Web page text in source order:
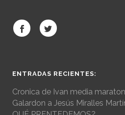
ENTRADAS RECIENTES:
Cronica de Ivan media maraton
Galardon a Jesús Miralles